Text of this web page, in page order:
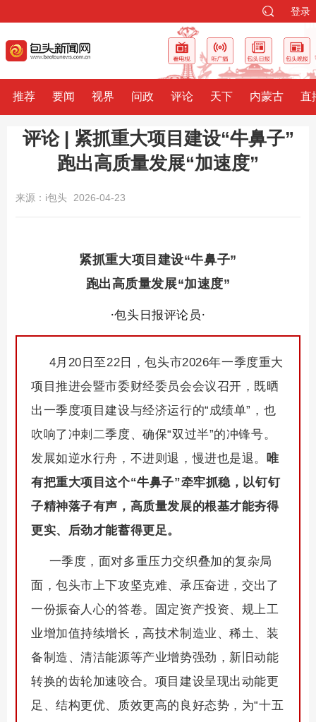
登录
推荐 要闻 视界 问政 评论 天下 内蒙古 直
评论 | 紧抓重大项目建设“牛鼻子”
跑出高质量发展“加速度”
来源：i包头 2026-04-23
紧抓重大项目建设“牛鼻子”
跑出高质量发展“加速度”
·包头日报评论员·
4月20日至22日，包头市2026年一季度重大
项目推进会暨市委财经委员会会议召开，既晒
出一季度项目建设与经济运行的“成绩单”，也
吹响了冲刺二季度、确保“双过半”的冲锋号。
发展如逆水行舟，不进则退，慢进也是退。 唯
有把重大项目这个“牛鼻子”牵牢抓稳，以钉钉
子精神落子有声，高质量发展的根基才能夯得
更实、后劲才能蓄得更足。
一季度，面对多重压力交织叠加的复杂局
面，包头市上下攻坚克难、承压奋进，交出了
一份振奋人心的答卷。固定资产投资、规上工
业增加值持续增长，高技术制造业、稀土、装
备制造、清洁能源等产业增势强劲，新旧动能
转换的齿轮加速咬合。项目建设呈现出动能更
足、结构更优、质效更高的良好态势，为“十五